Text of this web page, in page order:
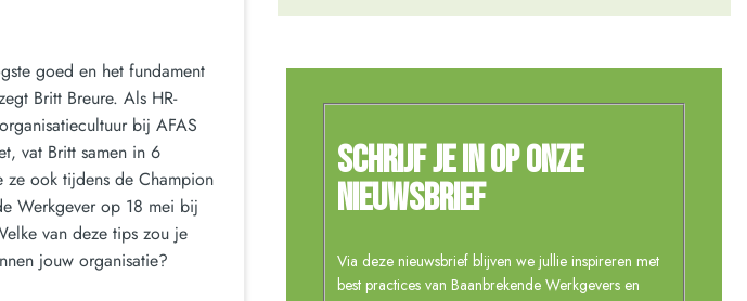
goed en het fundament
Britt Breure. Als HR-
bij AFAS
vat Britt samen in 6
ook tijdens de Champion
Werkgever op 18 mei bij
van deze tips zou je
jouw organisatie?